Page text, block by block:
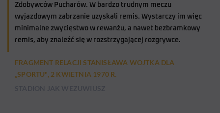
Zdobywców Pucharów. W bardzo trudnym meczu
wyjazdowym zabrzanie uzyskali remis. Wystarczy im więc
minimalne zwycięstwo w rewanżu, a nawet bezbramkowy
remis, aby znaleźć się w rozstrzygającej rozgrywce.
FRAGMENT RELACJI STANISŁAWA WOJTKA DLA
„SPORTU", 2 KWIETNIA 1970 R.